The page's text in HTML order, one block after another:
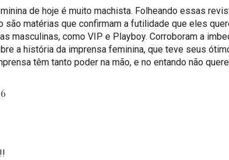
de hoje é muito machista. Folheando essas
são matérias que confirmam a futilidade que eles
masculinas, como VIP e Playboy. Corroboram a
a história da imprensa feminina, que teve seus
têm tanto poder na mão, e no entando não